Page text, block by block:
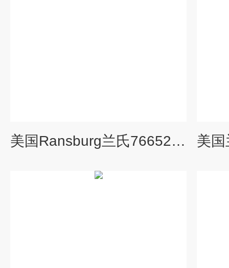
美国Ransburg兰氏76652-04涂料电阻仪电导率